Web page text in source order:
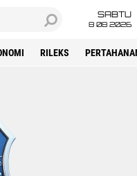
SABTU
8 08 2026
RILEKS